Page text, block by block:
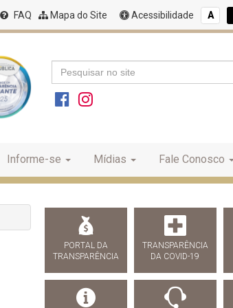
FAQ Mapa do Site Acessibilidade A
Informe-se Mídias Fale Conosco
PORTAL DA
TRANSPARÊNCIA
TRANSPARÊNCIA
DA COVID-19